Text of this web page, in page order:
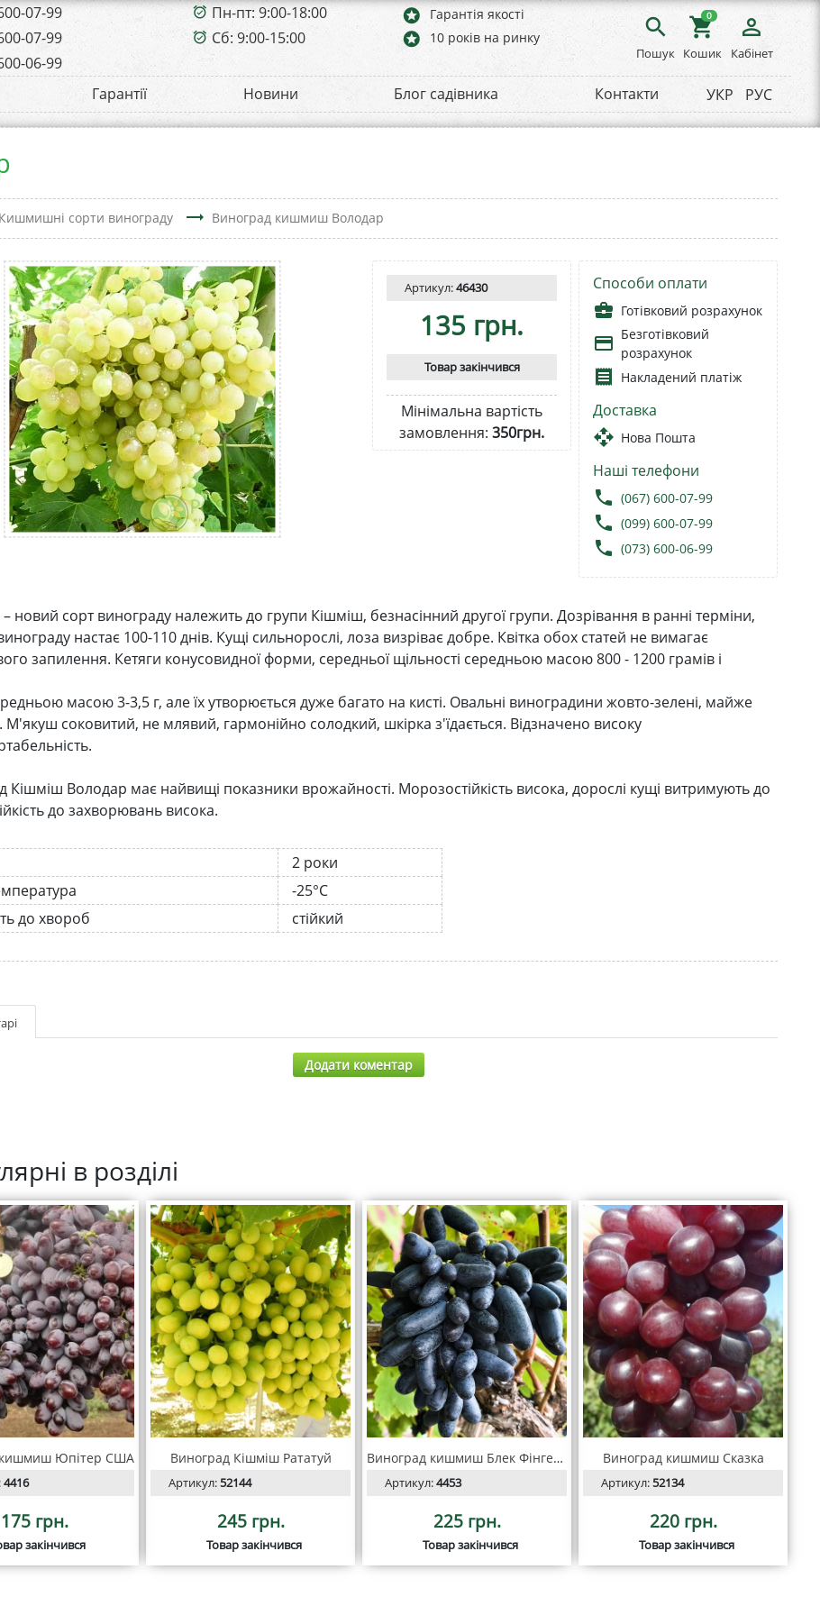
07-99
07-99
06-99
alarm_on Пн-пт: 9:00-18:00
alarm_on Сб: 9:00-15:00
stars Гарантія якості
stars 10 років на ринку search
Пошук
shopping_cart
0
Кошик
person_outline
Кабінет
Гарантії Новини Блог садівника Контакти УКР РУС
Кишмишні сорти винограду trending_flat Виноград кишмиш Володар
Артикул:46430
135 грн.
Товар закінчився
Мінімальна вартість
замовлення: 350грн.
Способи оплати
business_center Готівковий розрахунок
payment Безготівковий
розрахунок
receipt Накладений платіж
Доставка
open_with Нова Пошта
Наші телефони
local_phone (067) 600-07-99
local_phone (099) 600-07-99
local_phone (073) 600-06-99
новий сорт винограду належить до групи Кішміш, безнасінний другої групи. Дозрівання в ранні терміни,
винограду настає 100-110 днів. Кущі сильнорослі, лоза визріває добре. Квітка обох статей не вимагає
запилення. Кетяги конусовидної форми, середньої щільності середньою масою 800 - 1200 грамів і
масою 3-3,5 г, але їх утворюється дуже багато на кисті. Овальні виноградини жовто-зелені, майже
М'якуш соковитий, не млявий, гармонійно солодкий, шкірка з'їдається. Відзначено високу
Кішміш Володар має найвищі показники врожайності. Морозостійкість висока, дорослі кущі витримують до
до захворювань висока.
2 роки
-25°C
до хвороб
стійкий
Додати коментар
в розділі
кишмиш Юпітер США
4416
175 грн.
закінчився
Виноград Кішміш Рататуй
Артикул:52144
245 грн.
Товар закінчився
Виноград кишмиш Блек Фінгер (Чорний палець)
Артикул:4453
225 грн.
Товар закінчився
Виноград кишмиш Сказка
Артикул:52134
220 грн.
Товар закінчився